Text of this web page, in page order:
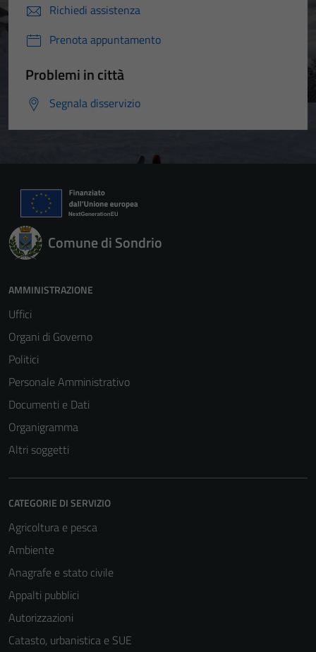
Richiedi assistenza
Prenota appuntamento
Problemi in città
Segnala disservizio
Comune di Sondrio
AMMINISTRAZIONE
Uffici
Organi di Governo
Politici
Personale Amministrativo
Documenti e Dati
Organigramma
Altri soggetti
CATEGORIE DI SERVIZIO
Agricoltura e pesca
Ambiente
Anagrafe e stato civile
Appalti pubblici
Autorizzazioni
Catasto, urbanistica e SUE